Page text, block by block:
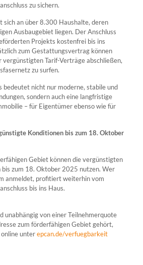
zu sichern.
sich an über 8.300 Haushalte, deren
Ausbaugebiet liegen. Der Anschluss
Projekts kostenfrei bis ins
zum Gestattungsvertrag können
vergünstigten Tarif-Verträge abschließen,
zu surfen.
bedeutet nicht nur moderne, stabile und
sondern auch eine langfristige
– für Eigentümer ebenso wie für
Konditionen bis zum 18. Oktober
Gebiet können die vergünstigten
zum 18. Oktober 2025 nutzen. Wer
anmeldet, profitiert weiterhin vom
bis ins Haus.
unabhängig von einer Teilnehmerquote
zum förderfähigen Gebiet gehört,
online unterepcan.de/verfuegbarkeit